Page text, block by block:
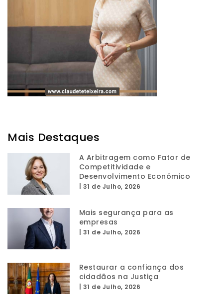
Mais Destaques
A Arbitragem como Fator de
Competitividade e
Desenvolvimento Económico
31 de Julho, 2026
Mais segurança para as
empresas
31 de Julho, 2026
Restaurar a confiança dos
cidadãos na Justiça
31 de Julho, 2026